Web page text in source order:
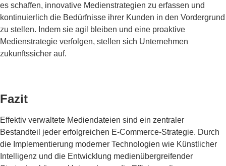
es schaffen, innovative Medienstrategien zu erfassen und
kontinuierlich die Bedürfnisse ihrer Kunden in den Vordergrund
zu stellen. Indem sie agil bleiben und eine proaktive
Medienstrategie verfolgen, stellen sich Unternehmen
zukunftssicher auf.
Fazit
Effektiv verwaltete Mediendateien sind ein zentraler
Bestandteil jeder erfolgreichen E-Commerce-Strategie. Durch
die Implementierung moderner Technologien wie Künstlicher
Intelligenz und die Entwicklung medienübergreifender